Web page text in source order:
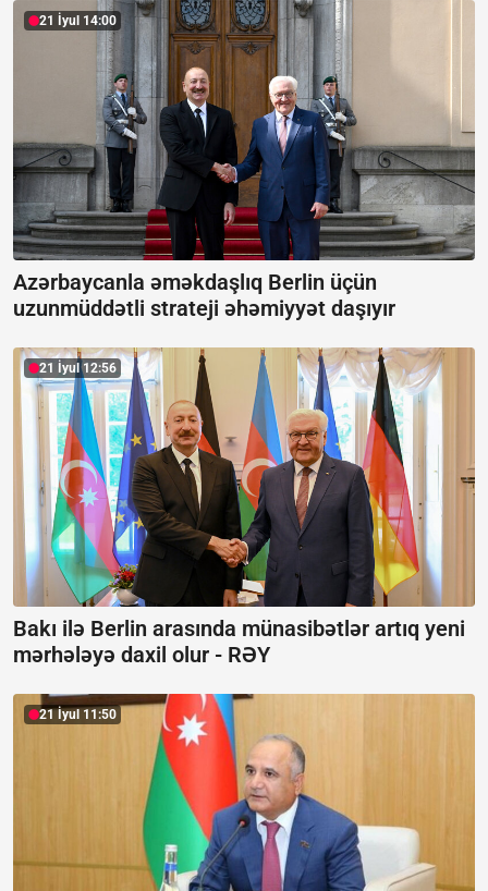
21 İyul 14:00
Azərbaycanla əməkdaşlıq Berlin üçün
uzunmüddətli strateji əhəmiyyət daşıyır
21 İyul 12:56
Bakı ilə Berlin arasında münasibətlər artıq yeni
mərhələyə daxil olur - RƏY
21 İyul 11:50